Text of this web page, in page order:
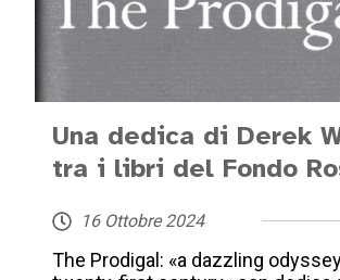
Una dedica di Derek
tra i libri del Fondo
16 Ottobre 2024
The Prodigal: «a dazzling